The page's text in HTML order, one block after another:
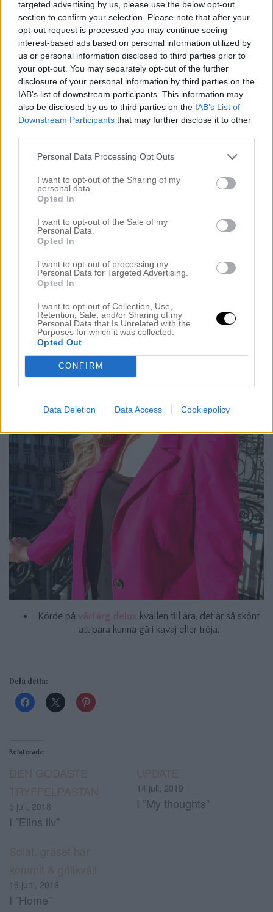
targeted advertising by us, please use the below opt-out
section to confirm your selection. Please note that after your
opt-out request is processed you may continue seeing
interest-based ads based on personal information utilized by
us or personal information disclosed to third parties prior to
your opt-out. You may separately opt-out of the further
disclosure of your personal information by third parties on the
IAB’s list of downstream participants. This information may
also be disclosed by us to third parties on the IAB’s List of
Downstream Participants that may further disclose it to other
Personal Data Processing Opt Outs
I want to opt-out of the Sharing of my
personal data.
Opted In
I want to opt-out of the Sale of my
Personal Data.
Opted In
I want to opt-out of processing my
Personal Data for Targeted Advertising.
Opted In
I want to opt-out of Collection, Use,
Retention, Sale, and/or Sharing of my
Personal Data that Is Unrelated with the
Purposes for which it was collected.
Opted Out
CONFIRM
Data Deletion Data Access Cookiepolicy
Vi hade verkligen tur med bra väder idag. Ber till
vädergudarna att det blir såhär fint väder hela helgen
Körde på vårfärg delux kvällen till ära, det är så skönt
att bara kunna gå i kavaj eller tröja.
Dela detta:
Relaterade
5 juli, 2018
I ”Elins liv”
14 juli, 2019
I ”My thoughts”
16 juni, 2019
I ”Home”